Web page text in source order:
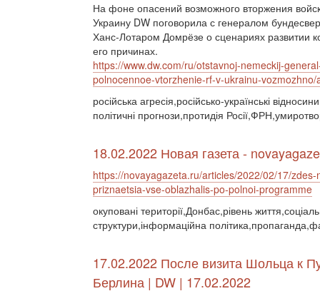
На фоне опасений возможного вторжения
Украину DW поговорила с генералом
Ханс-Лотаром Домрёзе о сценариях развитии
его причинах.
https://www.dw.com/ru/otstavnoj-nemeckij-
polnocennoe-vtorzhenie-rf-v-ukrainu-
російська агресія,російсько-українські
політичні прогнози,протидія
18.02.2022 Новая газета -
https://novayagazeta.ru/articles/2022/02/17/zdes-
priznaetsia-vse-oblazhalis-po-polnoi-programme
окуповані території,Донбас,рівень
структури,інформаційна
17.02.2022 После визита Шольца к
Берлина | DW | 17.02.2022